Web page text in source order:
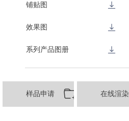
铺贴图
效果图
系列产品图册
样品申请 在线渲染